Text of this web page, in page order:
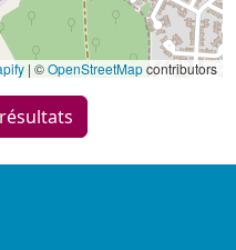
| ©OpenStreetMapcontributors